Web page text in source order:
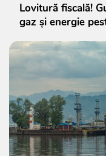
Lovitură fiscală!
gaz și energie